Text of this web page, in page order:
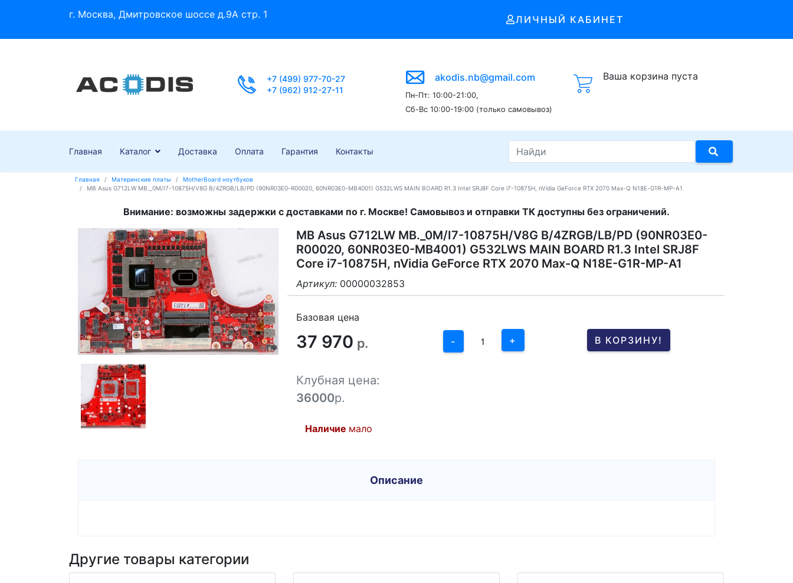
г. Москва, Дмитровское шоссе д.9А стр. 1 ЛИЧНЫЙ КАБИНЕТ
+7 (499) 977-70-27
+7 (962) 912-27-11
akodis.nb@gmail.com
Пн-Пт: 10:00-21:00,
Сб-Вс 10:00-19:00 (только самовывоз)
Ваша корзина пуста
Главная Каталог Доставка Оплата Гарантия Контакты
Главная Материнские платы
MotherBoard ноутбуков
MB Asus G712LW MB._0M/I7-10875H/V8G B/4ZRGB/LB/PD (90NR03E0-R00020, 60NR03E0-MB4001) G532LWS MAIN BOARD R1.3 Intel SRJ8F Core i7-10875H, nVidia GeForce RTX 2070 Max-Q N18E-G1R-MP-A1
Внимание: возможны задержки с доставками по г. Москве! Самовывоз и отправки ТК доступны без ограничений.
MB Asus G712LW MB._0M/I7-10875H/V8G B/4ZRGB/LB/PD (90NR03E0-
R00020, 60NR03E0-MB4001) G532LWS MAIN BOARD R1.3 Intel SRJ8F
Core i7-10875H, nVidia GeForce RTX 2070 Max-Q N18E-G1R-MP-A1
Артикул: 00000032853
Базовая цена
37 970 р. -
3
1
+ В КОРЗИНУ!
Клубная цена:
36000р.
Наличие мало
Описание
Другие товары категории